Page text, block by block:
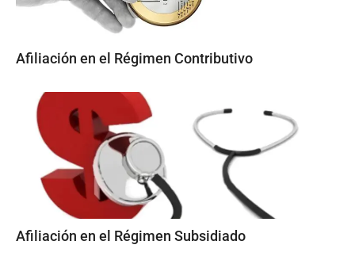
Afiliación en el Régimen Contributivo
Afiliación en el Régimen Subsidiado